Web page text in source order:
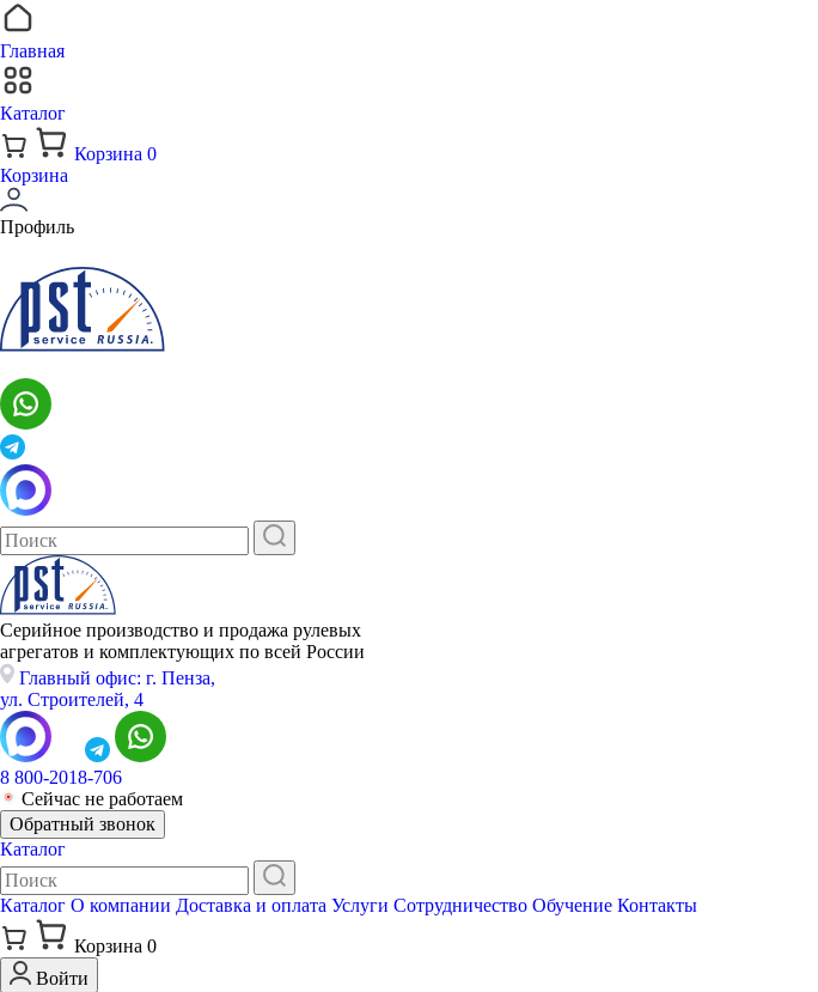
Главная
Каталог
Корзина 0
Корзина
Профиль
Серийное производство и продажа рулевых
агрегатов и комплектующих по всей России
Главный офис: г. Пенза,
ул. Строителей, 4
8 800-2018-706
Сейчас не работаем
Обратный звонок
Каталог
Каталог О компании Доставка и оплата Услуги Сотрудничество Обучение Контакты
Корзина 0
Войти